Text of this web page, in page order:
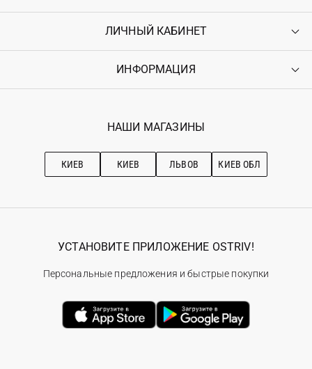
Контакты
Возврат
Гарантия
ЛИЧНЫЙ КАБИНЕТ
Войти
Ostriv Club+
ИНФОРМАЦИЯ
Наши магазини
Рекомендации по уходу
НАШИ МАГАЗИНЫ
КИЕВ КИЕВ ЛЬВОВ КИЕВ ОБЛ
УСТАНОВИТЕ ПРИЛОЖЕНИЕ OSTRIV!
Персональные предложения и быстрые покупки